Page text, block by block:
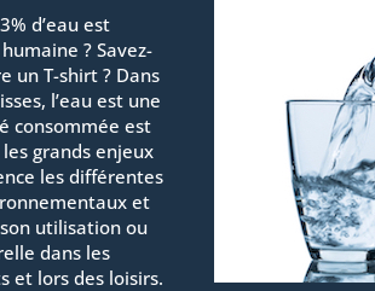
d’eau est
? Savez-
un T-shirt ? Dans
l’eau est une
consommée est
grands enjeux
les différentes
et
utilisation ou
dans les
et lors des loisirs.